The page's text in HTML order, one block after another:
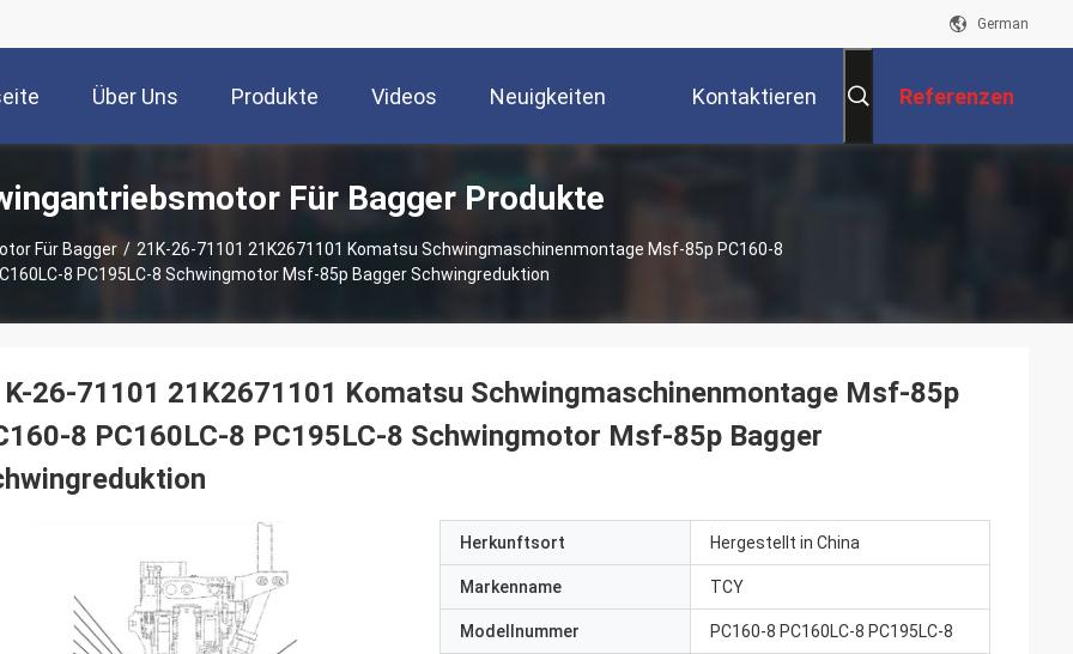
German
Über Uns Produkte Videos Neuigkeiten Kontaktieren Referenzen
Für Bagger Produkte
Für Bagger / 21K-26-71101 21K2671101 Komatsu Schwingmaschinenmontage Msf-85p PC160-8
8 PC195LC-8 Schwingmotor Msf-85p Bagger Schwingreduktion
26-71101 21K2671101 Komatsu Schwingmaschinenmontage Msf-85p
8 PC160LC-8 PC195LC-8 Schwingmotor Msf-85p Bagger
Herkunftsort Hergestellt in China
Markenname TCY
Modellnummer PC160-8 PC160LC-8 PC195LC-8